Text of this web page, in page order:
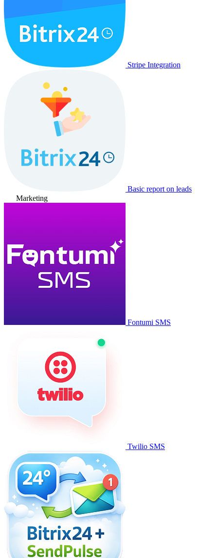
Stripe Integration
Basic report on leads
Marketing
Fontumi SMS
Twilio SMS